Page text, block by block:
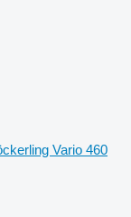
Vario 460